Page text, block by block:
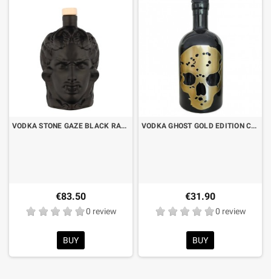
VODKA STONE GAZE BLACK RASPBERRY CL.70
€83.50
0 review
BUY
VODKA GHOST GOLD EDITION CL.70 SKULL WITH LIGHT SIGNS OF WEAR
€31.90
0 review
BUY